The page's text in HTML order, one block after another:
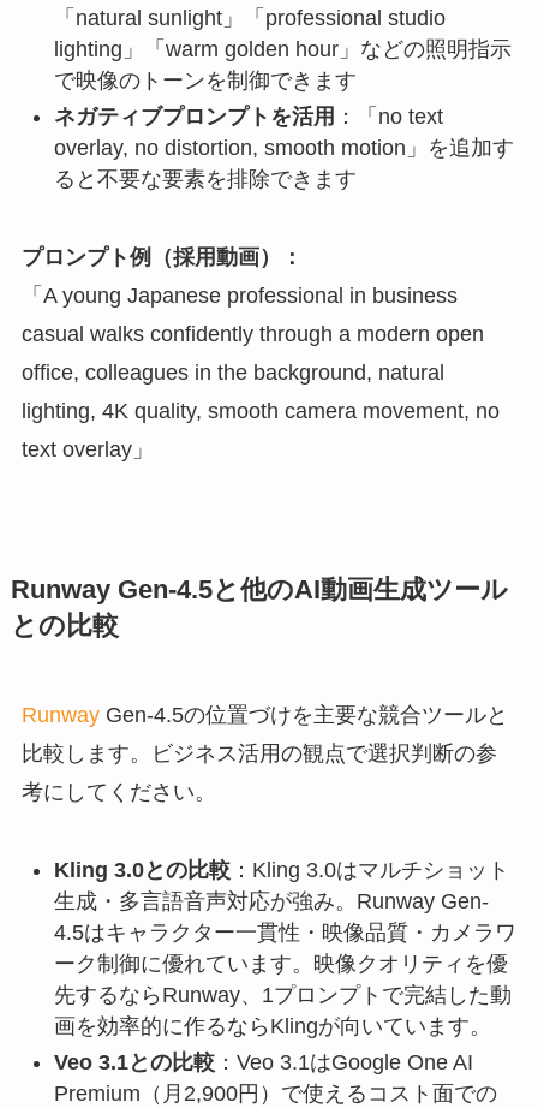
「natural sunlight」「professional studio
lighting」「warm golden hour」などの照明指示
で映像のトーンを制御できます
ネガティブプロンプトを活用 ：「no text
overlay, no distortion, smooth motion」を追加す
ると不要な要素を排除できます
プロンプト例（採用動画）：
「A young Japanese professional in business
casual walks confidently through a modern open
office, colleagues in the background, natural
lighting, 4K quality, smooth camera movement, no
text overlay」
Runway Gen-4.5と他のAI動画生成ツール
との比較
RunwayGen-4.5の位置づけを主要な競合ツールと
比較します。ビジネス活用の観点で選択判断の参
考にしてください。
Kling 3.0との比較：Kling 3.0はマルチショット
生成・多言語音声対応が強み。Runway Gen-
4.5はキャラクター一貫性・映像品質・カメラワ
ーク制御に優れています。映像クオリティを優
先するならRunway、1プロンプトで完結した動
画を効率的に作るならKlingが向いています。
Veo 3.1との比較：Veo 3.1はGoogle One AI
Premium（月2,900円）で使えるコスト面での